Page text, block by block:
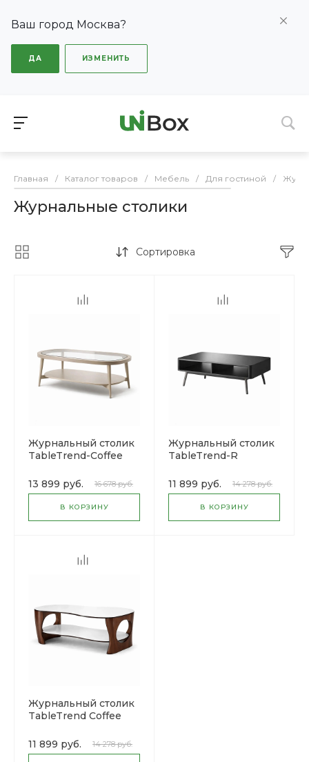
Ваш город Москва?
ДА ИЗМЕНИТЬ
Главная / Каталог товаров / Мебель / Для гостиной /
Журнальные столики
Сортировка
Журнальный столик
TableTrend-Coffee
13 899 руб. 16 678 руб.
В КОРЗИНУ
Журнальный столик
TableTrend-R
11 899 руб. 14 278 руб.
В КОРЗИНУ
Журнальный столик
TableTrend Coffee
11 899 руб. 14 278 руб.